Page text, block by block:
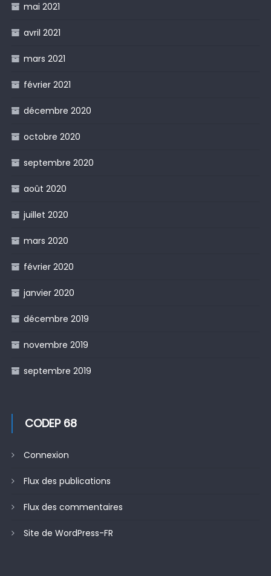
mai 2021
avril 2021
mars 2021
février 2021
décembre 2020
octobre 2020
septembre 2020
août 2020
juillet 2020
mars 2020
février 2020
janvier 2020
décembre 2019
novembre 2019
septembre 2019
CODEP 68
Connexion
Flux des publications
Flux des commentaires
Site de WordPress-FR